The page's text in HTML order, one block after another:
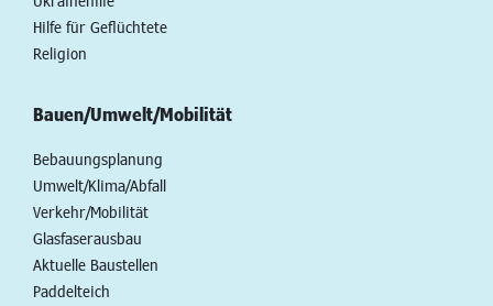
Hilfe für Geflüchtete
Religion
Bauen/Umwelt/Mobilität
Bebauungsplanung
Umwelt/Klima/Abfall
Verkehr/Mobilität
Glasfaserausbau
Aktuelle Baustellen
Paddelteich